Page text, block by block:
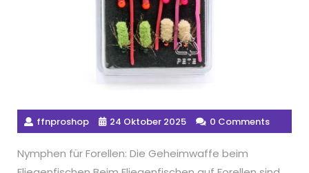
ffnproshop 24 Oktober 2025 0 Comments
Nymphen für Forellen: Die Geheimwaffe beim